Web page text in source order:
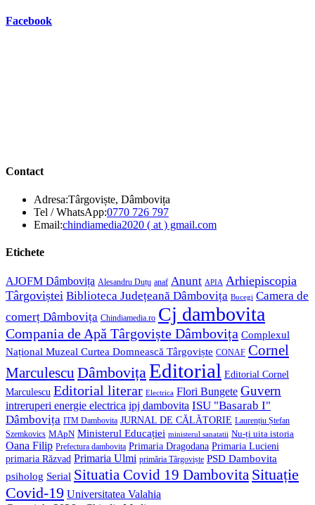
Facebook
Contact
Adresa:Târgoviște, Dâmbovița
Tel / WhatsApp:0770 726 797Opens
in
Email:chindiamedia2020 ( at ) gmail.comOpens
Etichete
AJOFM Dâmbovița Alesandru Duțu anaf Anunt APIA Arhiepiscopia
Târgoviștei Biblioteca Județeană Dâmbovița Bucegi Camera de
comerț Dâmbovița Chindiamedia.ro Cj dambovita
Compania de Apă Târgoviște Dâmbovița Complexul
Național Muzeal Curtea Domnească Târgoviște CONAF Cornel
Marculescu DâmbovițaEditorial Editorial Cornel
Marculescu Editorial literar Electrica Flori Bungete Guvern
intreruperi energie electrica ipj dambovita ISU "Basarab I"
Dâmbovița ITM Dambovita JURNAL DE CĂLĂTORIE Laurențiu Ștefan
Szemkovics MApN Ministerul Educației ministerul sanatatii Nu-ți uita istoria
Oana Filip Prefectura dambovita Primaria Dragodana Primaria Lucieni
primaria Răzvad Primaria Ulmi primăria Târgoviște PSD Dambovita
psiholog Serial Situatia Covid 19 Dambovita Situație
Covid-19 Universitatea Valahia